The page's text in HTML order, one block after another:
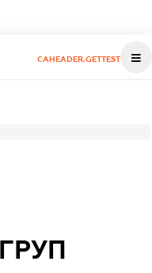
CAHEADER.GETTEST